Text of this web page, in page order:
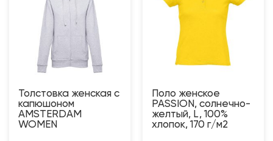
Толстовка женская с
капюшоном
AMSTERDAM
WOMEN
Поло женское
PASSION, солнечно-
желтый, L, 100%
хлопок, 170 г/м2